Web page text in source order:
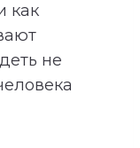
как
не